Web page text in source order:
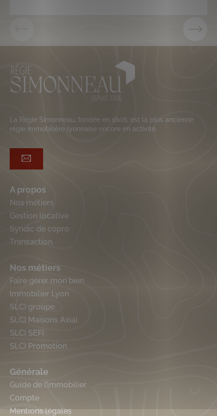
La Régie Simonneau, fondée en 1806, est la plus ancienne
régie immobilière lyonnaise encore en activité.
A propos
Nos métiers
Gestion locative
Syndic de copro
Transaction
Nos métiers
Faire gérer mon bien
Immobilier Lyon
SLCI groupe
SLCI Maisons Axial
SLCI SEFI
SLCI Promotion
Générale
Guide de l’immobilier
Compte
Mentions légales